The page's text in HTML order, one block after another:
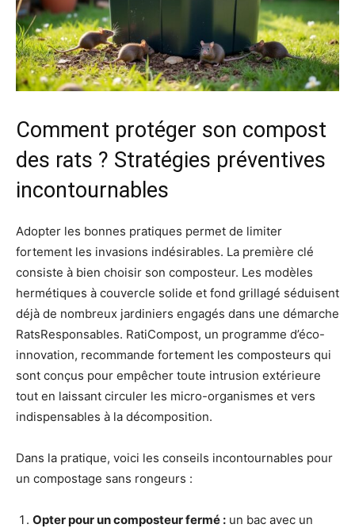
Comment protéger son compost
des rats ? Stratégies préventives
incontournables
Adopter les bonnes pratiques permet de limiter
fortement les invasions indésirables. La première clé
consiste à bien choisir son composteur. Les modèles
hermétiques à couvercle solide et fond grillagé séduisent
déjà de nombreux jardiniers engagés dans une démarche
RatsResponsables. RatiCompost, un programme d’éco-
innovation, recommande fortement les composteurs qui
sont conçus pour empêcher toute intrusion extérieure
tout en laissant circuler les micro-organismes et vers
indispensables à la décomposition.
Dans la pratique, voici les conseils incontournables pour
un compostage sans rongeurs :
Opter pour un composteur fermé : un bac avec un